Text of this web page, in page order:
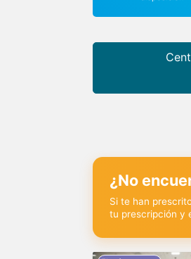
¿No
Si te han
tu prescripción y